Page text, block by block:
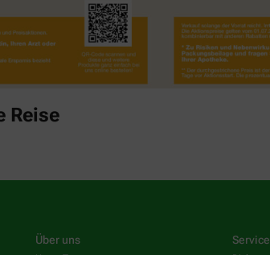
Reise
Über uns Service